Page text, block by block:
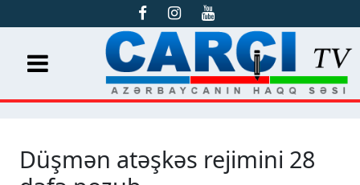
Düşmən atəşkəs rejimini 28